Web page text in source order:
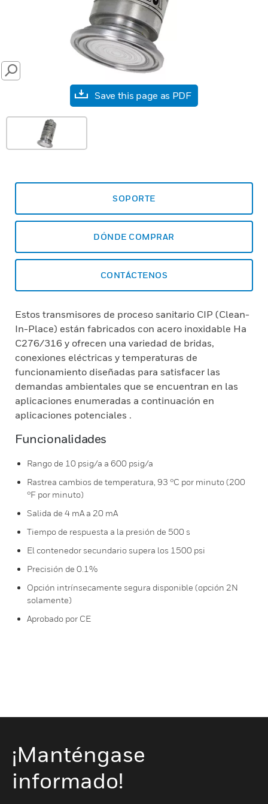
SEARCH
Save this page as PDF
SOPORTE
DÓNDE COMPRAR
CONTÁCTENOS
Estos transmisores de proceso sanitario CIP (Clean-
In-Place) están fabricados con acero inoxidable Ha
C276/316 y ofrecen una variedad de bridas,
conexiones eléctricas y temperaturas de
funcionamiento diseñadas para satisfacer las
demandas ambientales que se encuentran en las
aplicaciones enumeradas a continuación en
aplicaciones potenciales .
Funcionalidades
Rango de 10 psig/a a 600 psig/a
Rastrea cambios de temperatura, 93 °C por minuto (200
°F por minuto)
Salida de 4 mA a 20 mA
Tiempo de respuesta a la presión de 500 s
El contenedor secundario supera los 1500 psi
Precisión de 0.1%
Opción intrínsecamente segura disponible (opción 2N
solamente)
Aprobado por CE
¡Manténgase
informado!